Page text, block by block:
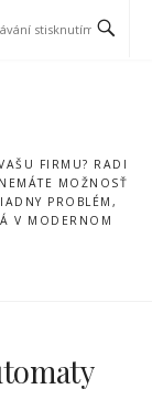
FIRMU? RADI
MOŽNOSŤ
PROBLÉM,
V MODERNOM